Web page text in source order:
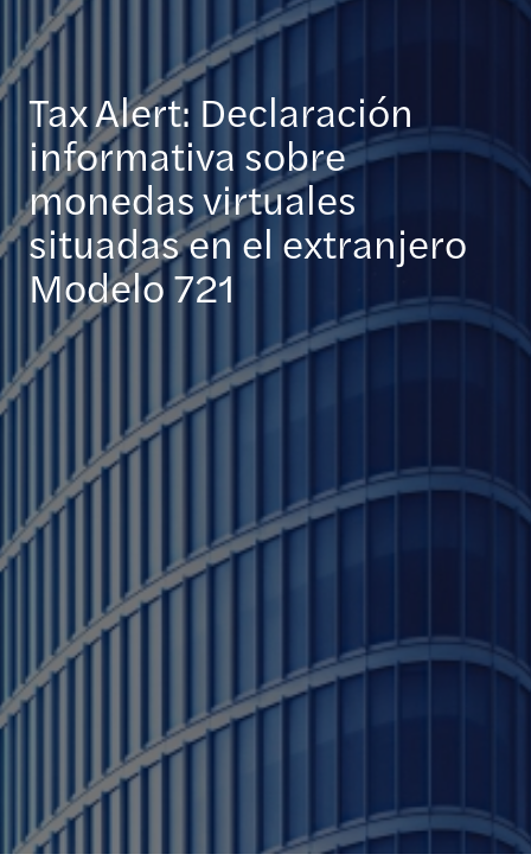
Tax Alert: Declaración
informativa sobre
monedas virtuales
situadas en el extranjero
Modelo 721